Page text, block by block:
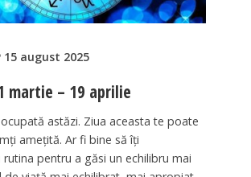
15 august 2025
martie – 19 aprilie
astăzi. Ziua aceasta te poate
amețită. Ar fi bine să îți
pentru a găsi un echilibru mai